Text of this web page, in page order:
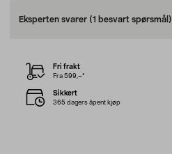
Eksperten svarer (1 besvart spørsmål)
Fri frakt
Fra 599,–*
Sikkert
365 dagers åpent kjøp